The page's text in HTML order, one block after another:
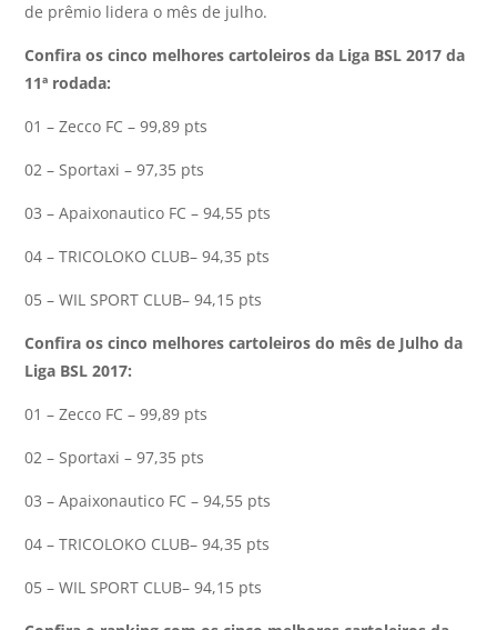
de prêmio lidera o mês de julho.
Confira os cinco melhores cartoleiros da Liga BSL 2017 da
11ª rodada:
01 – Zecco FC – 99,89 pts
02 – Sportaxi – 97,35 pts
03 – Apaixonautico FC – 94,55 pts
04 – TRICOLOKO CLUB– 94,35 pts
05 – WIL SPORT CLUB– 94,15 pts
Confira os cinco melhores cartoleiros do mês de Julho da
Liga BSL 2017:
01 – Zecco FC – 99,89 pts
02 – Sportaxi – 97,35 pts
03 – Apaixonautico FC – 94,55 pts
04 – TRICOLOKO CLUB– 94,35 pts
05 – WIL SPORT CLUB– 94,15 pts